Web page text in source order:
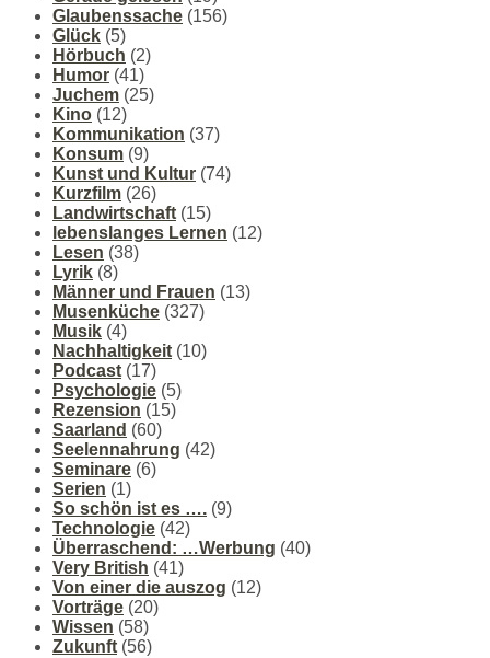
Glaubenssache (156)
Glück (5)
Hörbuch (2)
Humor (41)
Juchem (25)
Kino (12)
Kommunikation (37)
Konsum (9)
Kunst und Kultur (74)
Kurzfilm (26)
Landwirtschaft (15)
lebenslanges Lernen (12)
Lesen (38)
Lyrik (8)
Männer und Frauen (13)
Musenküche (327)
Musik (4)
Nachhaltigkeit (10)
Podcast (17)
Psychologie (5)
Rezension (15)
Saarland (60)
Seelennahrung (42)
Seminare (6)
Serien (1)
So schön ist es …. (9)
Technologie (42)
Überraschend: …Werbung (40)
Very British (41)
Von einer die auszog (12)
Vorträge (20)
Wissen (58)
Zukunft (56)